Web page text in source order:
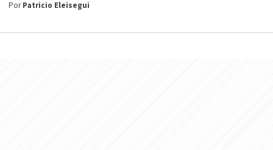
PorPatricio Eleisegui